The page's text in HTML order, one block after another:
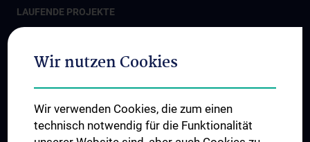
LAUFENDE PROJEKTE
MedUni Campus Mariannengasse
Eric Kandel Institute - Center for Precision Medicine
Ignaz Semmelweis Institut
Wir nutzen Cookies
Wir verwenden Cookies, die zum einen
technisch notwendig für die Funktionalität